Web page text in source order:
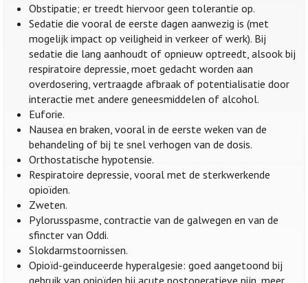
Obstipatie; er treedt hiervoor geen tolerantie op.
Sedatie die vooral de eerste dagen aanwezig is (met
mogelijk impact op veiligheid in verkeer of werk). Bij
sedatie die lang aanhoudt of opnieuw optreedt, alsook bij
respiratoire depressie, moet gedacht worden aan
overdosering, vertraagde afbraak of potentialisatie door
interactie met andere geneesmiddelen of alcohol.
Euforie.
Nausea en braken, vooral in de eerste weken van de
behandeling of bij te snel verhogen van de dosis.
Orthostatische hypotensie.
Respiratoire depressie, vooral met de sterkwerkende
opioïden.
Zweten.
Pylorusspasme, contractie van de galwegen en van de
sfincter van Oddi.
Slokdarmstoornissen.
Opioïd-geïnduceerde hyperalgesie: goed aangetoond bij
gebruik van opioïden bij acute postoperatieve pijn, meer